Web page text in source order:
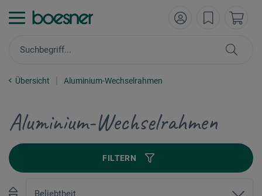
Übersicht Aluminium-Wechselrahmen
Aluminium-Wechselrahmen
FILTERN